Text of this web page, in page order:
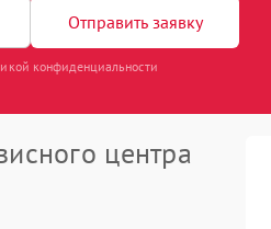
Отправить заявку
конфиденциальности
центра